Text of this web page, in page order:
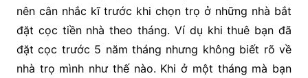
nên cân nhắc kĩ trước khi chọn trọ ở những nhà bắt
đặt cọc tiền nhà theo tháng. Ví dụ khi thuê bạn đã
đặt cọc trước 5 năm tháng nhưng không biết rõ về
nhà trọ mình như thế nào. Khi ở một tháng mà bạn